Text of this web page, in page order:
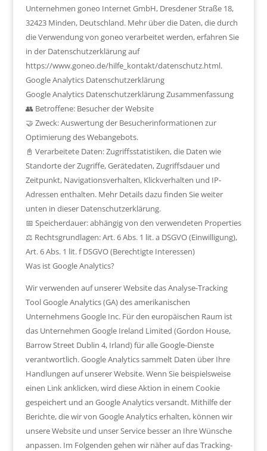
Unternehmen goneo Internet GmbH, Dresdener Straße 18,
32423 Minden, Deutschland. Mehr über die Daten, die durch
die Verwendung von goneo verarbeitet werden, erfahren Sie
in der Datenschutzerklärung auf
https://www.goneo.de/hilfe_kontakt/datenschutz.html.
Google Analytics Datenschutzerklärung
Google Analytics Datenschutzerklärung Zusammenfassung
👥 Betroffene: Besucher der Website
🤝 Zweck: Auswertung der Besucherinformationen zur
Optimierung des Webangebots.
📓 Verarbeitete Daten: Zugriffsstatistiken, die Daten wie
Standorte der Zugriffe, Gerätedaten, Zugriffsdauer und
Zeitpunkt, Navigationsverhalten, Klickverhalten und IP-
Adressen enthalten. Mehr Details dazu finden Sie weiter
unten in dieser Datenschutzerklärung.
📅 Speicherdauer: abhängig von den verwendeten Properties
⚖️ Rechtsgrundlagen: Art. 6 Abs. 1 lit. a DSGVO (Einwilligung),
Art. 6 Abs. 1 lit. f DSGVO (Berechtigte Interessen)
Was ist Google Analytics?
Wir verwenden auf unserer Website das Analyse-Tracking
Tool Google Analytics (GA) des amerikanischen
Unternehmens Google Inc. Für den europäischen Raum ist
das Unternehmen Google Ireland Limited (Gordon House,
Barrow Street Dublin 4, Irland) für alle Google-Dienste
verantwortlich. Google Analytics sammelt Daten über Ihre
Handlungen auf unserer Website. Wenn Sie beispielsweise
einen Link anklicken, wird diese Aktion in einem Cookie
gespeichert und an Google Analytics versandt. Mithilfe der
Berichte, die wir von Google Analytics erhalten, können wir
unsere Website und unser Service besser an Ihre Wünsche
anpassen. Im Folgenden gehen wir näher auf das Tracking-